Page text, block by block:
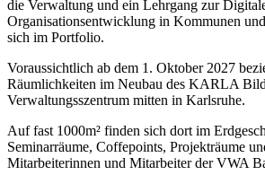
die Verwaltung und ein Lehrgang zur
Organisationsentwicklung in Kommunen
sich im Portfolio.
Voraussichtlich ab dem 1. Oktober 2027
Räumlichkeiten im Neubau des KARLA
Verwaltungsszentrum mitten in Karlsruhe.
Auf fast 1000m² finden sich dort im
Seminarräume, Coffepoints, Projekträume
Mitarbeiterinnen und Mitarbeiter der VWA